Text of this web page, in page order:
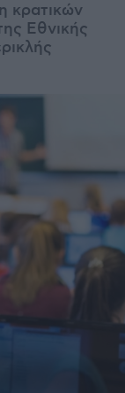
κρατικών
Εθνικής